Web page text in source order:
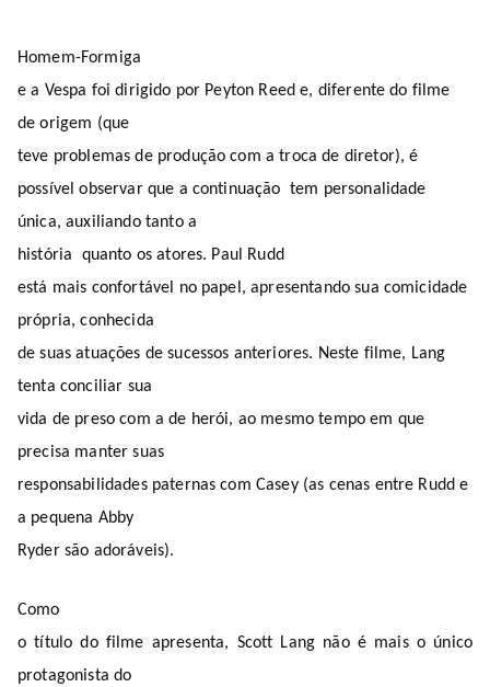
Homem-Formiga
e a Vespa foi dirigido por Peyton Reed e, diferente do filme
de origem (que
teve problemas de produção com a troca de diretor), é
possível observar que a continuação tem personalidade
única, auxiliando tanto a
história
quanto os atores. Paul Rudd
está mais confortável no papel, apresentando sua comicidade
própria, conhecida
de suas atuações de sucessos anteriores. Neste filme, Lang
tenta conciliar sua
vida de preso com a de herói, ao mesmo tempo em que
precisa manter suas
responsabilidades paternas com Casey (as cenas entre Rudd e
a pequena Abby
Ryder são adoráveis).
Como
o título do filme apresenta, Scott Lang não é mais o único
protagonista do